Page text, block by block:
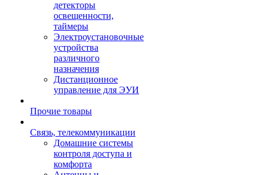
детекторы
освещенности,
таймеры
Электроустановочные
устройства
различного
назначения
Дистанционное
управление для ЭУИ
Прочие товары
Связь, телекоммуникации
Домашние системы
контроля доступа и
комфорта